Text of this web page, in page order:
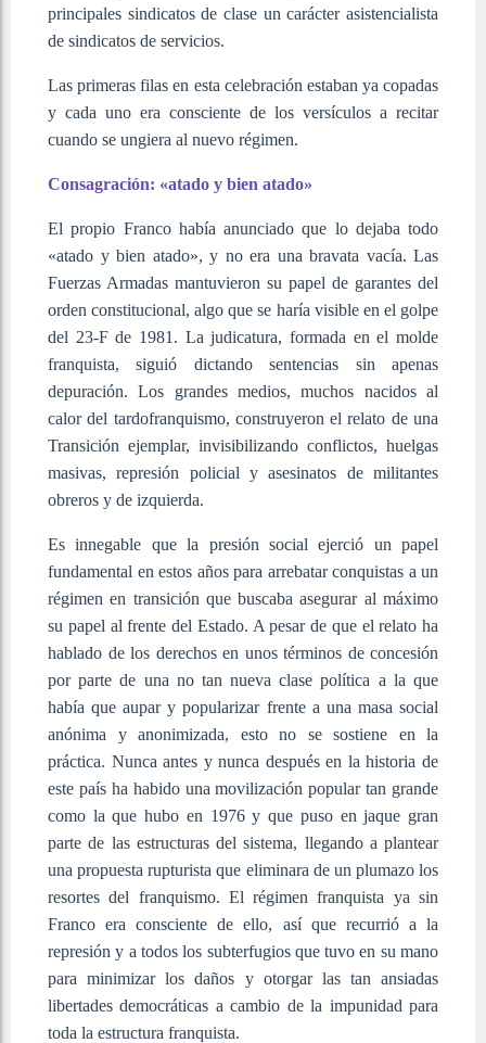
principales sindicatos de clase un carácter asistencialista
de sindicatos de servicios.
Las primeras filas en esta celebración estaban ya copadas
y cada uno era consciente de los versículos a recitar
cuando se ungiera al nuevo régimen.
Consagración: «atado y bien atado»
El propio Franco había anunciado que lo dejaba todo
«atado y bien atado», y no era una bravata vacía. Las
Fuerzas Armadas mantuvieron su papel de garantes del
orden constitucional, algo que se haría visible en el golpe
del 23-F de 1981. La judicatura, formada en el molde
franquista, siguió dictando sentencias sin apenas
depuración. Los grandes medios, muchos nacidos al
calor del tardofranquismo, construyeron el relato de una
Transición ejemplar, invisibilizando conflictos, huelgas
masivas, represión policial y asesinatos de militantes
obreros y de izquierda.
Es innegable que la presión social ejerció un papel
fundamental en estos años para arrebatar conquistas a un
régimen en transición que buscaba asegurar al máximo
su papel al frente del Estado. A pesar de que el relato ha
hablado de los derechos en unos términos de concesión
por parte de una no tan nueva clase política a la que
había que aupar y popularizar frente a una masa social
anónima y anonimizada, esto no se sostiene en la
práctica. Nunca antes y nunca después en la historia de
este país ha habido una movilización popular tan grande
como la que hubo en 1976 y que puso en jaque gran
parte de las estructuras del sistema, llegando a plantear
una propuesta rupturista que eliminara de un plumazo los
resortes del franquismo. El régimen franquista ya sin
Franco era consciente de ello, así que recurrió a la
represión y a todos los subterfugios que tuvo en su mano
para minimizar los daños y otorgar las tan ansiadas
libertades democráticas a cambio de la impunidad para
toda la estructura franquista.